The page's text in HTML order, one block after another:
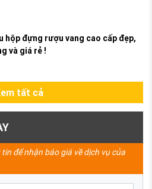
hộp đựng rượu vang cao cấp đẹp,
và giá rẻ !
tất cả
để nhận báo giá về dịch vụ của